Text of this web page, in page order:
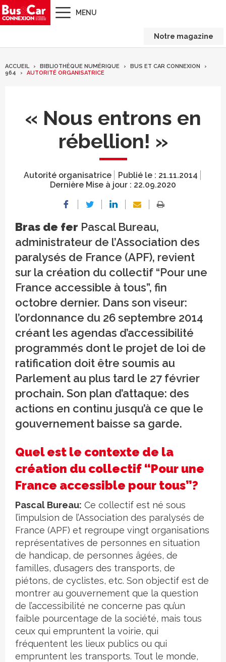
MENU
Notre magazine
ACCUEIL BIBLIOTHÈQUE NUMÉRIQUE
BUS ET CAR CONNEXION
964
AUTORITÉ ORGANISATRICE
« Nous entrons en
rébellion! »
Autorité organisatrice Publié le : 21.11.2014
Dernière Mise à jour : 22.09.2020
Bras de fer Pascal Bureau,
administrateur de l’Association des
paralysés de France (APF), revient
sur la création du collectif “Pour une
France accessible à tous”, fin
octobre dernier. Dans son viseur:
l’ordonnance du 26 septembre 2014
créant les agendas d’accessibilité
programmés dont le projet de loi de
ratification doit être soumis au
Parlement au plus tard le 27 février
prochain. Son plan d’attaque: des
actions en continu jusqu’à ce que le
gouvernement baisse sa garde.
Quel est le contexte de la
création du collectif “Pour une
France accessible pour tous”?
Pascal Bureau: Ce collectif est né sous
l’impulsion de l’Association des paralysés de
France (APF) et regroupe vingt organisations
représentatives de personnes en situation
de handicap, de personnes âgées, de
familles, d’usagers des transports, de
piétons, de cyclistes, etc. Son objectif est de
montrer au gouvernement que la question
de l’accessibilité ne concerne pas qu’un
faible pourcentage de la société, mais tous
ceux qui empruntent la voirie, qui
fréquentent les lieux publics ou qui
empruntent les transports. Tout le monde,